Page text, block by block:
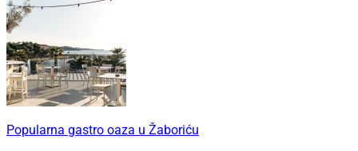
Popularna gastro oaza u Žaboriću